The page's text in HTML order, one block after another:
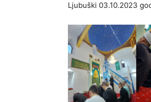
Ljubuški 03.10.2023